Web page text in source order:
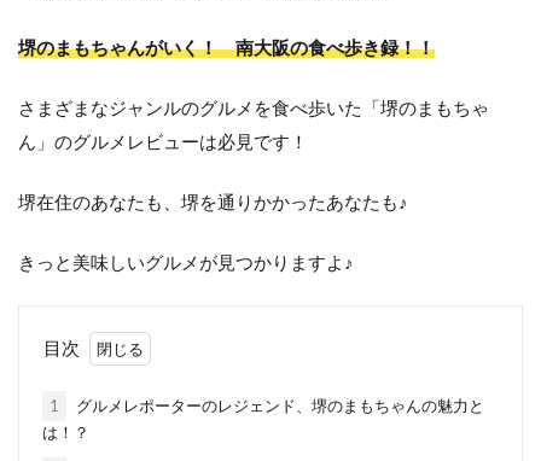
堺のまもちゃんがいく！ 南大阪の食べ歩き録！！
さまざまなジャンルのグルメを食べ歩いた「堺のまもちゃ
ん」のグルメレビューは必見です！
堺在住のあなたも、堺を通りかかったあなたも♪
きっと美味しいグルメが見つかりますよ♪
目次
1
グルメレポーターのレジェンド、堺のまもちゃんの魅力と
は！？